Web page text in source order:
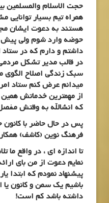
حجت الاسلام والمسلمین
همراه تیم بسیار
هستند به دعوت ایشان
حوضه وارد شوم ولی پیش
داشتم و دارم که در ستاد
در قالب مدیر تشکل
سبک زندگی اصلاح الگوی
میدانم عرض کنم ستاد
از مهمترین خدماتش
که انشالله به وقتش
پس در حال حاضر با
فرهنگ نوین (کاشف)
تا اندازه ای ، در واقع ما
نمایم دعوت از من بای
پیشنهاد نمودم که ابتدا
باشیم یک سمن و کانون
داشته باشد کم است!